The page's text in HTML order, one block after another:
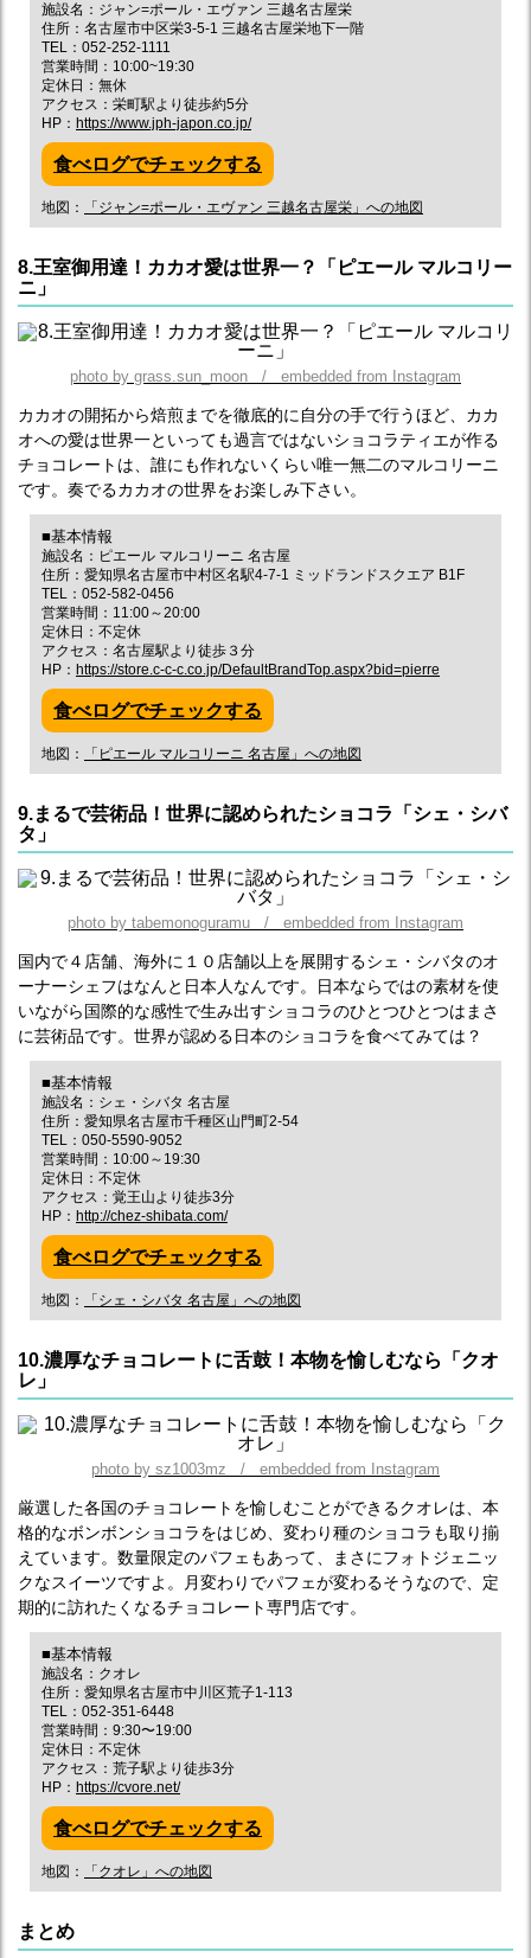
施設名：ジャン=ポール・エヴァン 三越名古屋栄
住所：名古屋市中区栄3-5-1 三越名古屋栄地下一階
TEL：052-252-1111
営業時間：10:00~19:30
定休日：無休
アクセス：栄町駅より徒歩約5分
HP： https://www.jph-japon.co.jp/
食べログでチェックする
地図： 「ジャン=ポール・エヴァン 三越名古屋栄」への地図
8.王室御用達！カカオ愛は世界一？「ピエール マルコリー
ニ」
photo by grass.sun_moon / embedded from Instagram
カカオの開拓から焙煎までを徹底的に自分の手で行うほど、カカ
オへの愛は世界一といっても過言ではないショコラティエが作る
チョコレートは、誰にも作れないくらい唯一無二のマルコリーニ
です。奏でるカカオの世界をお楽しみ下さい。
■基本情報
施設名：ピエール マルコリーニ 名古屋
住所：愛知県名古屋市中村区名駅4-7-1 ミッドランドスクエア B1F
TEL：052-582-0456
営業時間：11:00～20:00
定休日：不定休
アクセス：名古屋駅より徒歩３分
HP： https://store.c-c-c.co.jp/DefaultBrandTop.aspx?bid=pierre
食べログでチェックする
地図： 「ピエール マルコリーニ 名古屋」への地図
9.まるで芸術品！世界に認められたショコラ「シェ・シバ
タ」
photo by tabemonoguramu / embedded from Instagram
国内で４店舗、海外に１０店舗以上を展開するシェ・シバタのオ
ーナーシェフはなんと日本人なんです。日本ならではの素材を使
いながら国際的な感性で生み出すショコラのひとつひとつはまさ
に芸術品です。世界が認める日本のショコラを食べてみては？
■基本情報
施設名：シェ・シバタ 名古屋
住所：愛知県名古屋市千種区山門町2-54
TEL：050-5590-9052
営業時間：10:00～19:30
定休日：不定休
アクセス：覚王山より徒歩3分
HP： http://chez-shibata.com/
食べログでチェックする
地図： 「シェ・シバタ 名古屋」への地図
10.濃厚なチョコレートに舌鼓！本物を愉しむなら「クオ
レ」
photo by sz1003mz / embedded from Instagram
厳選した各国のチョコレートを愉しむことができるクオレは、本
格的なボンボンショコラをはじめ、変わり種のショコラも取り揃
えています。数量限定のパフェもあって、まさにフォトジェニッ
クなスイーツですよ。月変わりでパフェが変わるそうなので、定
期的に訪れたくなるチョコレート専門店です。
■基本情報
施設名：クオレ
住所：愛知県名古屋市中川区荒子1-113
TEL：052-351-6448
営業時間：9:30〜19:00
定休日：不定休
アクセス：荒子駅より徒歩3分
HP： https://cvore.net/
食べログでチェックする
地図： 「クオレ」への地図
まとめ